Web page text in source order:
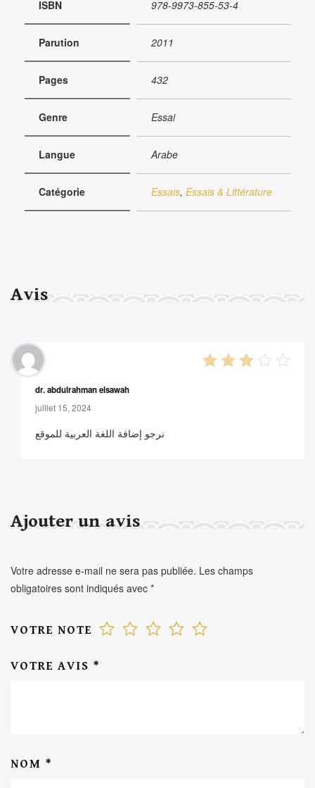
ISBN 978-9973-855-53-4
Parution 2011
Pages 432
Genre Essai
Langue Arabe
Catégorie Essais, Essais & Littérature
Avis
dr. abdulrahman elsawah
juillet 15, 2024
نرجو إضافة اللغة العربية للموقع
Ajouter un avis
Votre adresse e-mail ne sera pas publiée. Les champs
obligatoires sont indiqués avec *
VOTRE NOTE
VOTRE AVIS *
NOM *